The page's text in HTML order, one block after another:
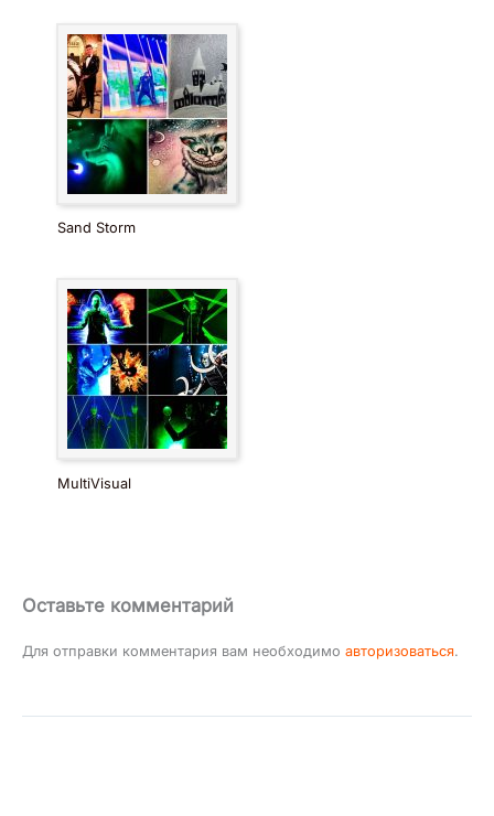
Sand Storm
MultiVisual
Оставьте комментарий
Для отправки комментария вам необходимо авторизоваться.